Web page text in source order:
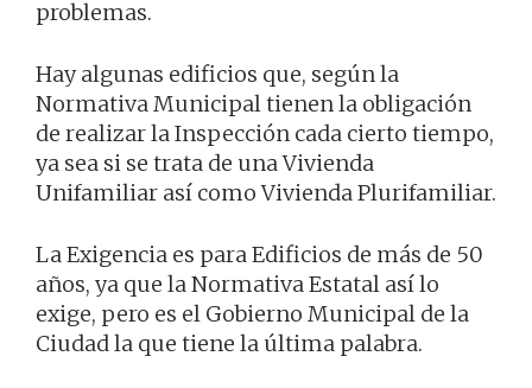
problemas.
Hay algunas edificios que, según la
Normativa Municipal tienen la obligación
de realizar la Inspección cada cierto tiempo,
ya sea si se trata de una Vivienda
Unifamiliar así como Vivienda Plurifamiliar.
La Exigencia es para Edificios de más de 50
años, ya que la Normativa Estatal así lo
exige, pero es el Gobierno Municipal de la
Ciudad la que tiene la última palabra.